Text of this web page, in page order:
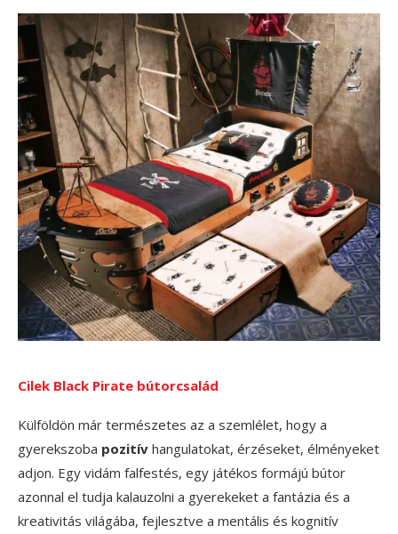
Cilek Black Pirate bútorcsalád
Külföldön már természetes az a szemlélet, hogy a
gyerekszoba pozitív hangulatokat, érzéseket, élményeket
adjon. Egy vidám falfestés, egy játékos formájú bútor
azonnal el tudja kalauzolni a gyerekeket a fantázia és a
kreativitás világába, fejlesztve a mentális és kognitív